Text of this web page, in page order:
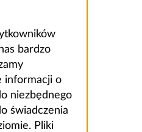
bardzo
informacji o
niezbędnego
świadczenia
Pliki